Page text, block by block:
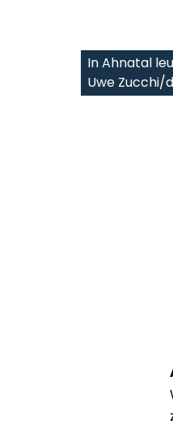
In Ahnatal
Uwe Zucchi/